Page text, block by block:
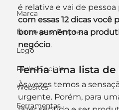
Marca
Nome para Empresa
Logo
Redes Sociais
Websites
Ferramentas
é relativa e vai de pessoa
com essas 12 dicas você
bom aumento na
negócio.
Tenha uma lista
Às vezes temos a
urgente. Porém, para